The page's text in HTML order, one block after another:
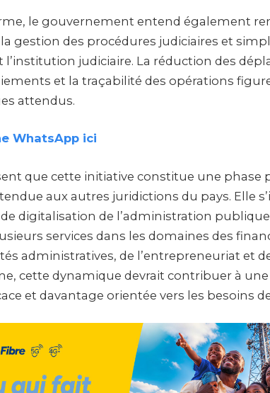
le gouvernement entend également
gestion des procédures judiciaires et
l’institution judiciaire. La réduction des
et la traçabilité des opérations
attendus.
WhatsApp ici
que cette initiative constitue une phase
aux autres juridictions du pays. Elle
digitalisation de l’administration
services dans les domaines des
administratives, de l’entrepreneuriat et
cette dynamique devrait contribuer à
et davantage orientée vers les besoins